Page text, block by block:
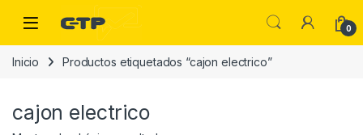
Saltar a la navegación
Saltar al contenido
Open 0
Inicio Productos etiquetados “cajon electrico”
cajon electrico